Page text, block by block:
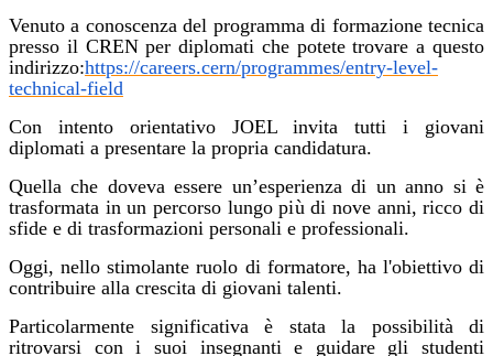
Venuto a conoscenza del programma di formazione tecnica
presso il CREN per diplomati che potete trovare a questo
indirizzo:https://careers.cern/programmes/entry-level-
technical-field
Con intento orientativo JOEL invita tutti i giovani
diplomati a presentare la propria candidatura.
Quella che doveva essere un’esperienza di un anno si è
trasformata in un percorso lungo più di nove anni, ricco di
sfide e di trasformazioni personali e professionali.
Oggi, nello stimolante ruolo di formatore, ha l'obiettivo di
contribuire alla crescita di giovani talenti.
Particolarmente significativa è stata la possibilità di
ritrovarsi con i suoi insegnanti e guidare gli studenti